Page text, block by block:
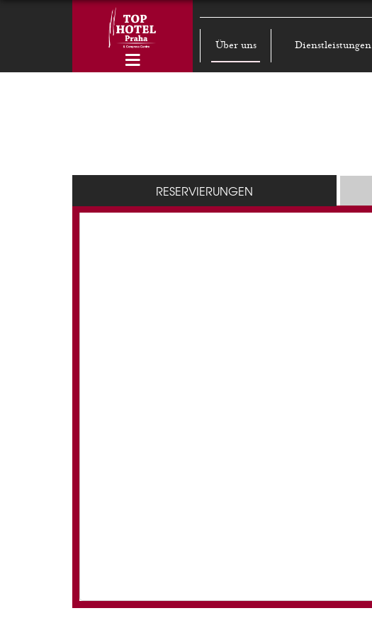
Über uns Dienstleistungen
RESERVIERUNGEN